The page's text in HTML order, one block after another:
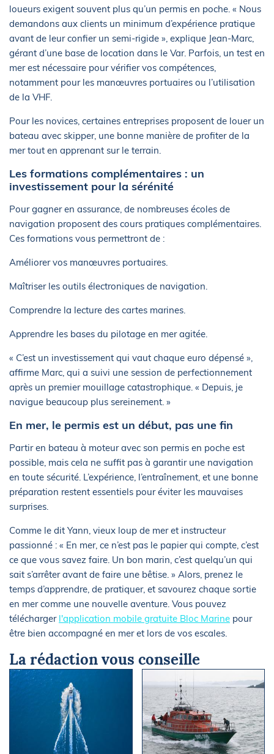
loueurs exigent souvent plus qu’un permis en poche. « Nous
demandons aux clients un minimum d’expérience pratique
avant de leur confier un semi-rigide », explique Jean-Marc,
gérant d’une base de location dans le Var. Parfois, un test en
mer est nécessaire pour vérifier vos compétences,
notamment pour les manœuvres portuaires ou l’utilisation
de la VHF.
Pour les novices, certaines entreprises proposent de louer un
bateau avec skipper, une bonne manière de profiter de la
mer tout en apprenant sur le terrain.
Les formations complémentaires : un
investissement pour la sérénité
Pour gagner en assurance, de nombreuses écoles de
navigation proposent des cours pratiques complémentaires.
Ces formations vous permettront de :
Améliorer vos manœuvres portuaires.
Maîtriser les outils électroniques de navigation.
Comprendre la lecture des cartes marines.
Apprendre les bases du pilotage en mer agitée.
« C’est un investissement qui vaut chaque euro dépensé »,
affirme Marc, qui a suivi une session de perfectionnement
après un premier mouillage catastrophique. « Depuis, je
navigue beaucoup plus sereinement. »
En mer, le permis est un début, pas une fin
Partir en bateau à moteur avec son permis en poche est
possible, mais cela ne suffit pas à garantir une navigation
en toute sécurité. L’expérience, l’entraînement, et une bonne
préparation restent essentiels pour éviter les mauvaises
surprises.
Comme le dit Yann, vieux loup de mer et instructeur
passionné : « En mer, ce n’est pas le papier qui compte, c’est
ce que vous savez faire. Un bon marin, c’est quelqu’un qui
sait s’arrêter avant de faire une bêtise. » Alors, prenez le
temps d’apprendre, de pratiquer, et savourez chaque sortie
en mer comme une nouvelle aventure. Vous pouvez
télécharger l'application mobile gratuite Bloc Marine pour
être bien accompagné en mer et lors de vos escales.
La rédaction vous conseille